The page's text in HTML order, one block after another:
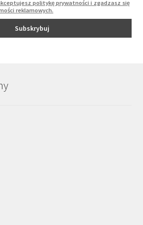
politykę prywatności i zgadzasz się
reklamowych.